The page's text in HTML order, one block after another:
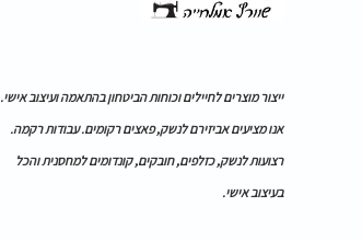
ייצור מוצרים לחיילים וכוחות הביטחון בהתאמה ועיצוב אישי.
אנו מציעים אביזירם לנשק, פאצים רקומים. עבודות רקמה.
רצועות לנשק, כזלפים, חובקים, קונדומים למחסנית והכל
בעיצוב אישי.